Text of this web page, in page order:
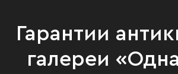
Гарантии
галереи